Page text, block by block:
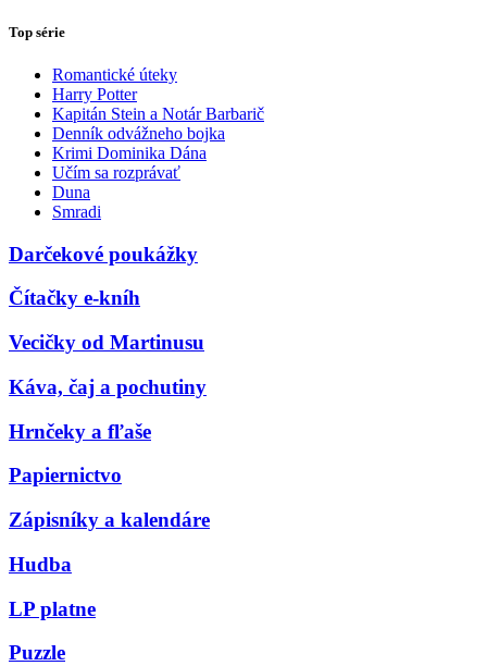
Top série
Romantické úteky
Harry Potter
Kapitán Stein a Notár Barbarič
Denník odvážneho bojka
Krimi Dominika Dána
Učím sa rozprávať
Duna
Smradi
Darčekové poukážky
Čítačky e-kníh
Vecičky od Martinusu
Káva, čaj a pochutiny
Hrnčeky a fľaše
Papiernictvo
Zápisníky a kalendáre
Hudba
LP platne
Puzzle